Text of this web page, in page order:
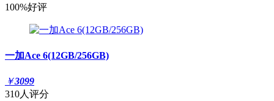
100%好评
一加Ace 6(12GB/256GB)
￥3099
310人评分